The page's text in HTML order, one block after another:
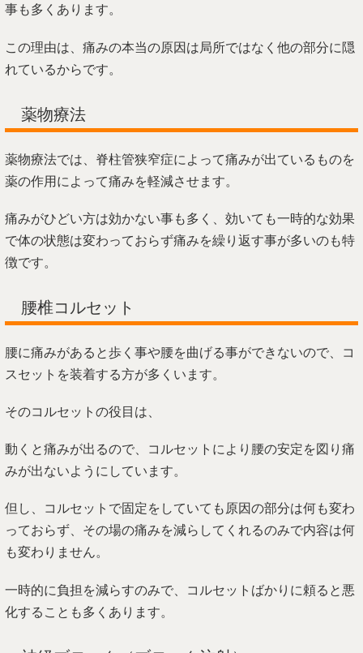
事も多くあります。
この理由は、痛みの本当の原因は局所ではなく他の部分に隠
れているからです。
薬物療法
薬物療法では、脊柱管狭窄症によって痛みが出ているものを
薬の作用によって痛みを軽減させます。
痛みがひどい方は効かない事も多く、効いても一時的な効果
で体の状態は変わっておらず痛みを繰り返す事が多いのも特
徴です。
腰椎コルセット
腰に痛みがあると歩く事や腰を曲げる事ができないので、コ
スセットを装着する方が多くいます。
そのコルセットの役目は、
動くと痛みが出るので、コルセットにより腰の安定を図り痛
みが出ないようにしています。
但し、コルセットで固定をしていても原因の部分は何も変わ
っておらず、その場の痛みを減らしてくれるのみで内容は何
も変わりません。
一時的に負担を減らすのみで、コルセットばかりに頼ると悪
化することも多くあります。